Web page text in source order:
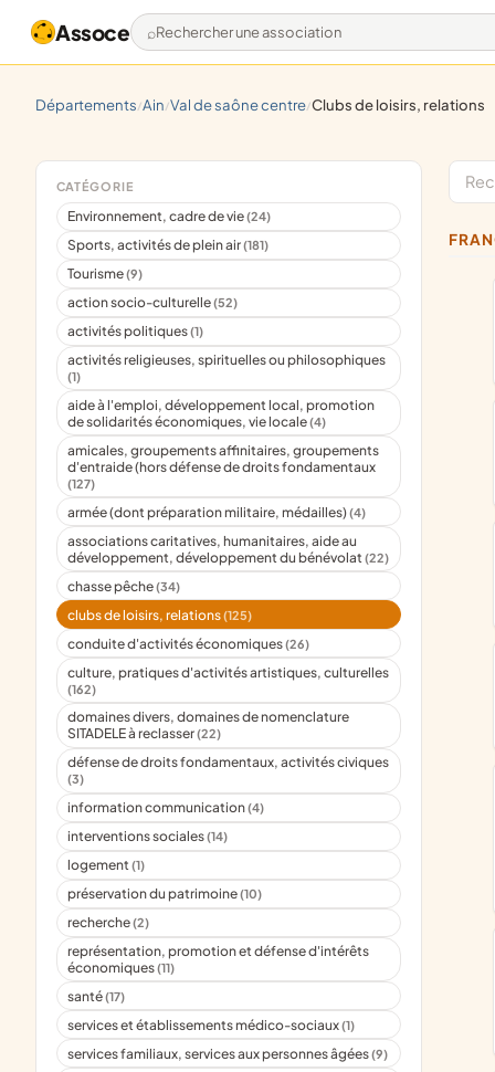
Assoce Rechercher une association
départements/ ain/ val de saône centre/ clubs de loisirs, relations
CATÉGORIE
Environnement, cadre de vie(24)
Sports, activités de plein air(181)
Tourisme(9)
action socio-culturelle(52)
activités politiques(1)
activités religieuses, spirituelles ou philosophiques
(1)
aide à l'emploi, développement local, promotion
de solidarités économiques, vie locale(4)
amicales, groupements affinitaires, groupements
d'entraide (hors défense de droits fondamentaux
(127)
armée (dont préparation militaire, médailles)(4)
associations caritatives, humanitaires, aide au
développement, développement du bénévolat(22)
chasse pêche(34)
clubs de loisirs, relations(125)
conduite d'activités économiques(26)
culture, pratiques d'activités artistiques, culturelles
(162)
domaines divers, domaines de nomenclature
SITADELE à reclasser(22)
défense de droits fondamentaux, activités civiques
(3)
information communication(4)
interventions sociales(14)
logement(1)
préservation du patrimoine(10)
recherche(2)
représentation, promotion et défense d'intérêts
économiques(11)
santé(17)
services et établissements médico-sociaux(1)
services familiaux, services aux personnes âgées(9)